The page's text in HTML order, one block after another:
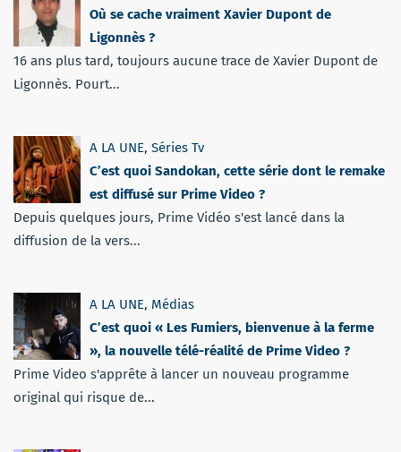
Où se cache vraiment Xavier Dupont de
Ligonnès ?
16 ans plus tard, toujours aucune trace de Xavier Dupont de
Ligonnès. Pourt...
A LA UNE, Séries Tv
C’est quoi Sandokan, cette série dont le remake
est diffusé sur Prime Video ?
Depuis quelques jours, Prime Vidéo s'est lancé dans la
diffusion de la vers...
A LA UNE, Médias
C’est quoi « Les Fumiers, bienvenue à la ferme
», la nouvelle télé-réalité de Prime Video ?
Prime Video s'apprête à lancer un nouveau programme
original qui risque de...